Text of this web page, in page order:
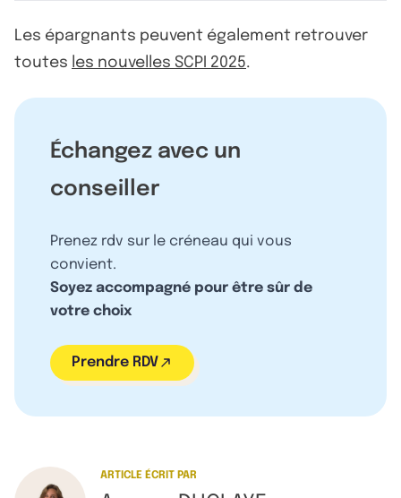
Les épargnants peuvent également retrouver
toutes les nouvelles SCPI 2025.
Échangez avec un
conseiller
Prenez rdv sur le créneau qui vous
convient.
Soyez accompagné pour être sûr de
votre choix
Prendre RDV
ARTICLE ÉCRIT PAR